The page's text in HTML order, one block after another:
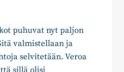
puhuvat nyt paljon
valmistellaan ja
selvitetään. Veroa